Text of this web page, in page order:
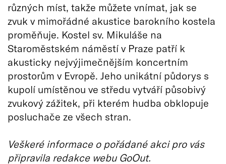
různých míst, takže můžete vnímat, jak se
zvuk v mimořádné akustice barokního kostela
proměňuje. Kostel sv. Mikuláše na
Staroměstském náměstí v Praze patří k
akusticky nejvýjimečnějším koncertním
prostorům v Evropě. Jeho unikátní půdorys s
kupolí umístěnou ve středu vytváří působivý
zvukový zážitek, při kterém hudba obklopuje
posluchače ze všech stran.
Veškeré informace o pořádané akci pro vás
připravila redakce webu GoOut.